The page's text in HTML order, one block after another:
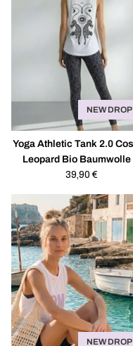
NEW DROP
Yoga Athletic Tank 2.0
Leopard Bio Baumwolle
Regulärer
39,90 €
NEW DROP